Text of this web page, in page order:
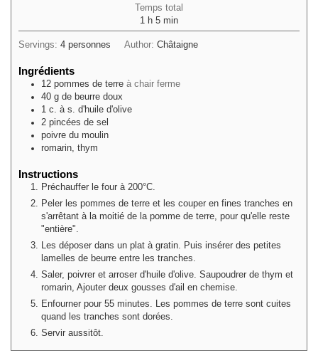
Temps total
1 heure
h 5minutes
min
Servings: 4 personnes Author:Châtaigne
Ingrédients
12 pommes de terre à chair ferme
40 g de beurre doux
1 c. à s. d'huile d'olive
2 pincées de sel
poivre du moulin
romarin, thym
Instructions
Préchauffer le four à 200°C.
Peler les pommes de terre et les couper en fines tranches en
s'arrêtant à la moitié de la pomme de terre, pour qu'elle reste
"entière".
Les déposer dans un plat à gratin. Puis insérer des petites
lamelles de beurre entre les tranches.
Saler, poivrer et arroser d'huile d'olive. Saupoudrer de thym et
romarin, Ajouter deux gousses d'ail en chemise.
Enfourner pour 55 minutes. Les pommes de terre sont cuites
quand les tranches sont dorées.
Servir aussitôt.